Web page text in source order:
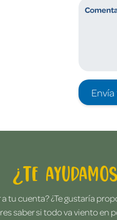
¿Te
tu cuenta? ¿Te gustaría
saber si todo va viento